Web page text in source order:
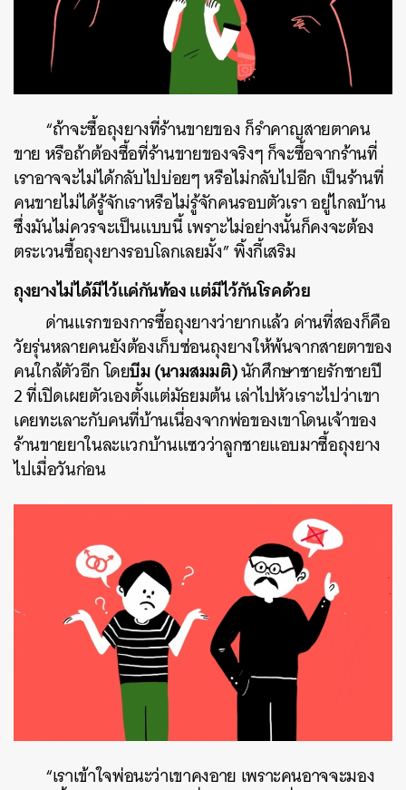
“ถ้าจะซื้อถุงยางที่ร้านขายของ ก็รำคาญสายตาคน
ขาย หรือถ้าต้องซื้อที่ร้านขายของจริงๆ ก็จะซื้อจากร้านที่
เราอาจจะไม่ได้กลับไปบ่อยๆ หรือไม่กลับไปอีก เป็นร้านที่
คนขายไม่ได้รู้จักเราหรือไม่รู้จักคนรอบตัวเรา อยู่ไกลบ้าน
ซึ่งมันไม่ควรจะเป็นแบบนี้ เพราะไม่อย่างนั้นก็คงจะต้อง
ตระเวนซื้อถุงยางรอบโลกเลยมั้ง” พิ้งกี้เสริม
ถุงยางไม่ได้มีไว้แค่กันท้อง แต่มีไว้กันโรคด้วย
ด่านแรกของการซื้อถุงยางว่ายากแล้ว ด่านที่สองก็คือ
วัยรุ่นหลายคนยังต้องเก็บซ่อนถุงยางให้พ้นจากสายตาของ
คนใกล้ตัวอีก โดยบีม (นามสมมติ)นักศึกษาชายรักชายปี
2 ที่เปิดเผยตัวเองตั้งแต่มัธยมต้น เล่าไปหัวเราะไปว่าเขา
เคยทะเลาะกับคนที่บ้านเนื่องจากพ่อของเขาโดนเจ้าของ
ร้านขายยาในละแวกบ้านแซวว่าลูกชายแอบมาซื้อถุงยาง
ไปเมื่อวันก่อน
“เราเข้าใจพ่อนะว่าเขาคงอาย เพราะคนอาจจะมอง
EMAIL